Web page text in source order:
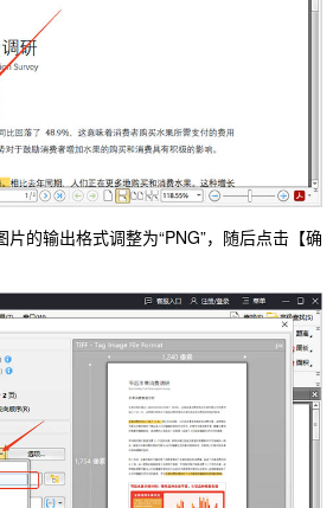
的输出格式调整为“PNG”，随后点击【确